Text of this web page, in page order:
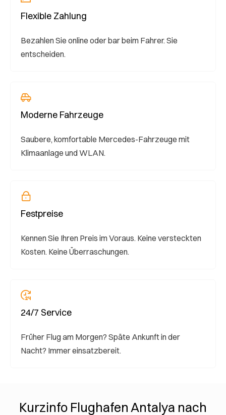
Flexible Zahlung
Bezahlen Sie online oder bar beim Fahrer. Sie
entscheiden.
Moderne Fahrzeuge
Saubere, komfortable Mercedes-Fahrzeuge mit
Klimaanlage und WLAN.
Festpreise
Kennen Sie Ihren Preis im Voraus. Keine versteckten
Kosten. Keine Überraschungen.
24/7 Service
Früher Flug am Morgen? Späte Ankunft in der
Nacht? Immer einsatzbereit.
Kurzinfo Flughafen Antalya nach